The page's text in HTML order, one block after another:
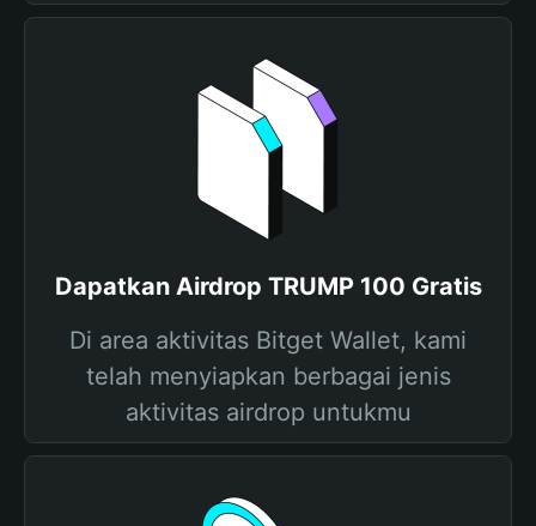
Dapatkan Airdrop TRUMP 100 Gratis
Di area aktivitas Bitget Wallet, kami
telah menyiapkan berbagai jenis
aktivitas airdrop untukmu